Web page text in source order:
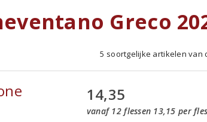
Greco
5 soortgelijke artikelen van
14,35
vanaf 12 flessen 13,15 per fles